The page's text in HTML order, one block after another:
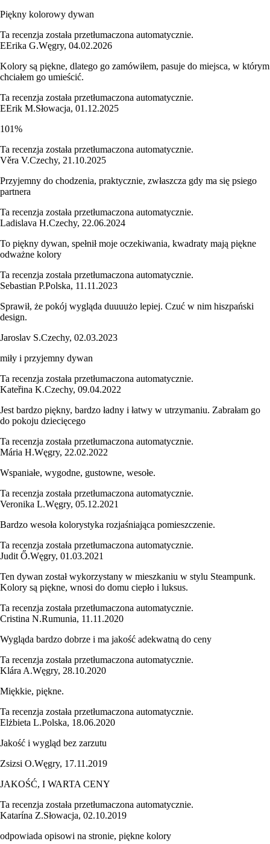
Piękny kolorowy dywan
Ta recenzja została przetłumaczona automatycznie.
EErika G.Węgry, 04.02.2026
Kolory są piękne, dlatego go zamówiłem, pasuje do miejsca, w którym
chciałem go umieścić.
Ta recenzja została przetłumaczona automatycznie.
EErik M.Słowacja, 01.12.2025
101%
Ta recenzja została przetłumaczona automatycznie.
Věra V.Czechy, 21.10.2025
Przyjemny do chodzenia, praktycznie, zwłaszcza gdy ma się psiego
partnera
Ta recenzja została przetłumaczona automatycznie.
Ladislava H.Czechy, 22.06.2024
To piękny dywan, spełnił moje oczekiwania, kwadraty mają piękne
odważne kolory
Ta recenzja została przetłumaczona automatycznie.
Sebastian P.Polska, 11.11.2023
Sprawił, że pokój wygląda duuuużo lepiej. Czuć w nim hiszpański
design.
Jaroslav S.Czechy, 02.03.2023
miły i przyjemny dywan
Ta recenzja została przetłumaczona automatycznie.
Kateřina K.Czechy, 09.04.2022
Jest bardzo piękny, bardzo ładny i łatwy w utrzymaniu. Zabrałam go
do pokoju dziecięcego
Ta recenzja została przetłumaczona automatycznie.
Mária H.Węgry, 22.02.2022
Wspaniałe, wygodne, gustowne, wesołe.
Ta recenzja została przetłumaczona automatycznie.
Veronika L.Węgry, 05.12.2021
Bardzo wesoła kolorystyka rozjaśniająca pomieszczenie.
Ta recenzja została przetłumaczona automatycznie.
Judit Ő.Węgry, 01.03.2021
Ten dywan został wykorzystany w mieszkaniu w stylu Steampunk.
Kolory są piękne, wnosi do domu ciepło i luksus.
Ta recenzja została przetłumaczona automatycznie.
Cristina N.Rumunia, 11.11.2020
Wygląda bardzo dobrze i ma jakość adekwatną do ceny
Ta recenzja została przetłumaczona automatycznie.
Klára A.Węgry, 28.10.2020
Miękkie, piękne.
Ta recenzja została przetłumaczona automatycznie.
Elżbieta L.Polska, 18.06.2020
Jakość i wygląd bez zarzutu
Zsizsi O.Węgry, 17.11.2019
JAKOŚĆ, I WARTA CENY
Ta recenzja została przetłumaczona automatycznie.
Katarína Z.Słowacja, 02.10.2019
odpowiada opisowi na stronie, piękne kolory